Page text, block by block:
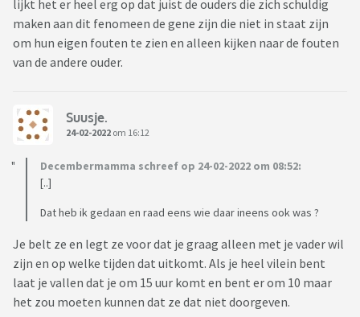
lijkt het er heel erg op dat juist de ouders die zich schuldig
maken aan dit fenomeen de gene zijn die niet in staat zijn
om hun eigen fouten te zien en alleen kijken naar de fouten
van de andere ouder.
Suusje.
24-02-2022 om 16:12
Decembermamma schreef op 24-02-2022 om 08:52:
[..]
Dat heb ik gedaan en raad eens wie daar ineens ook was ?
Je belt ze en legt ze voor dat je graag alleen met je vader wil
zijn en op welke tijden dat uitkomt. Als je heel vilein bent
laat je vallen dat je om 15 uur komt en bent er om 10 maar
het zou moeten kunnen dat ze dat niet doorgeven.